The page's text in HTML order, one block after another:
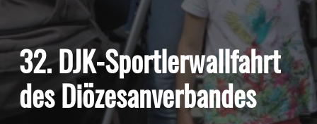
32. DJK-Sportlerwallfahrt
des Diözesanverbandes